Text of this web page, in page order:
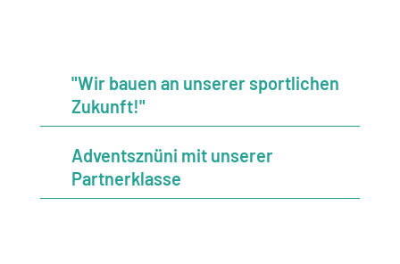
"Wir bauen an unserer sportlichen
Zukunft!"
Adventsznüni mit unserer
Partnerklasse